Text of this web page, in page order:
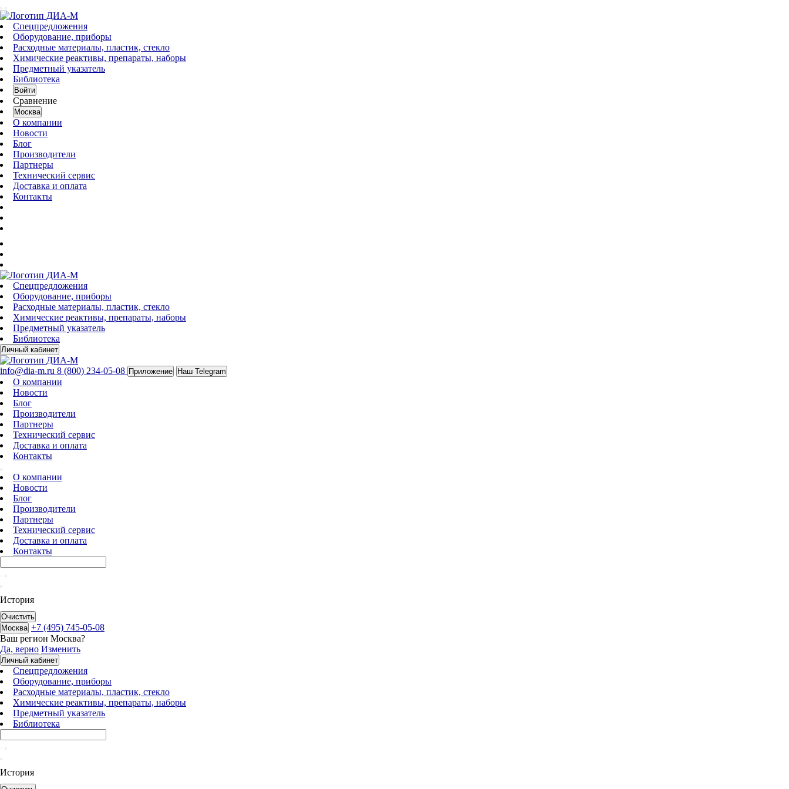
Спецпредложения
Оборудование, приборы
Расходные материалы, пластик, стекло
Химические реактивы, препараты, наборы
Предметный указатель
Библиотека
Войти
Сравнение
Москва
О компании
Новости
Блог
Производители
Партнеры
Технический сервис
Доставка и оплата
Контакты
Спецпредложения
Оборудование, приборы
Расходные материалы, пластик, стекло
Химические реактивы, препараты, наборы
Предметный указатель
Библиотека
Личный кабинет
info@dia-m.ru 8 (800) 234-05-08 Приложение Наш Telegram
О компании
Новости
Блог
Производители
Партнеры
Технический сервис
Доставка и оплата
Контакты
О компании
Новости
Блог
Производители
Партнеры
Технический сервис
Доставка и оплата
Контакты
История
Очистить
Москва +7 (495) 745-05-08
Ваш регион Москва?
Да, верно Изменить
Личный кабинет
Спецпредложения
Оборудование, приборы
Расходные материалы, пластик, стекло
Химические реактивы, препараты, наборы
Предметный указатель
Библиотека
История